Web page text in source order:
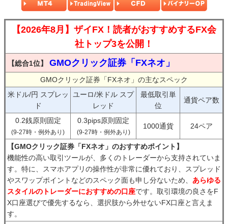
【2026年8月】ザイFX！読者がおすすめするFX会
社トップ3を公開！
【総合1位】 GMOクリック証券「FXネオ」
GMOクリック証券「FXネオ」の主なスペック
米ドル/円 スプレッ
ド
ユーロ/米ドル スプ
レッド
最低取引単
位
通貨ペア数
0.2銭原則固定
(9-27時・例外あり)
0.3pips原則固定
(9-27時・例外あり)
1000通貨 24ペア
【GMOクリック証券「FXネオ」のおすすめポイント】
機能性の高い取引ツールが、多くのトレーダーから支持されていま
す。特に、スマホアプリの操作性が非常に優れており、スプレッド
やスワップポイントなどのスペック面も申し分ないため、 あらゆる
スタイルのトレーダーにおすすめの口座です。取引環境の良さをF
X口座選びで優先するなら、選択肢から外せないFX口座と言えま
す。